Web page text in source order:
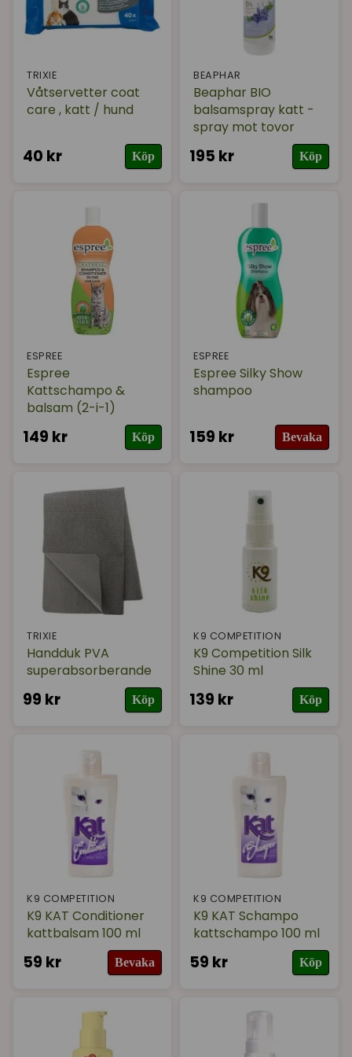
TRIXIE
Våtservetter coat
care , katt / hund
40 kr Köp
BEAPHAR
Beaphar BIO
balsamspray katt -
spray mot tovor
195 kr Köp
ESPREE
Espree
Kattschampo &
balsam (2-i-1)
149 kr Köp
ESPREE
Espree Silky Show
shampoo
159 kr Bevaka
TRIXIE
Handduk PVA
superabsorberande
99 kr Köp
K9 COMPETITION
K9 Competition Silk
Shine 30 ml
139 kr Köp
K9 COMPETITION
K9 KAT Conditioner
kattbalsam 100 ml
59 kr Bevaka
K9 COMPETITION
K9 KAT Schampo
kattschampo 100 ml
59 kr Köp